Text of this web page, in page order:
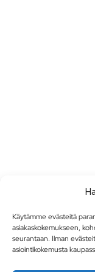
Käytämme evästeitä
asiakaskokemukseen,
seurantaan. Ilman
asiointikokemusta